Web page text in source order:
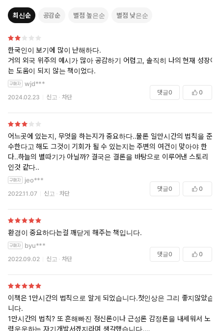
최신순 공감순 별점 높은순 별점 낮은순
한국인이 보기에 많이 난해하다.
거의 외국 위주의 예시가 많아 공감하기 어렵고, 솔직히 나의 현재 성장에
는 도움이 되지 않는 책이었다.
wjd***
2024.02.23 신고 차단
댓글0 0
어느곳에 있는지, 무엇을 하는지가 중요하다..물론 일만시간의 법칙을 준
수한다고 해도 그것이 기회가 될 수 있는지는 주변의 여건이 맞아야 한
다..하늘의 별따기가 아닐까? 결국은 결론을 바탕으로 이루어낸 스토리
인것 같다..
jeo***
2022.11.07 신고 차단
댓글0 0
환경이 중요하다는걸 깨닫게 해주는 책입니다.
byu***
2022.09.02 신고 차단
댓글0 0
이책은 1만시간의 법칙으로 알게 되었습니다.첫인상은 그리 좋지않았습
니다.
1만시간의 법칙? 또 흔해빠진 정신론이나 근성론 감정론을 내세워서 노
력운운하는 자기개발서겠지라며 생각했습니다.